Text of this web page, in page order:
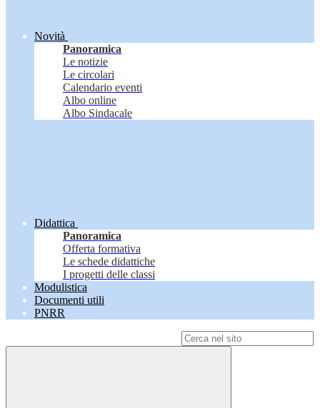
Novità
Panoramica
Le notizie
Le circolari
Calendario eventi
Albo online
Albo Sindacale
Didattica
Panoramica
Offerta formativa
Le schede didattiche
I progetti delle classi
Modulistica
Documenti utili
PNRR